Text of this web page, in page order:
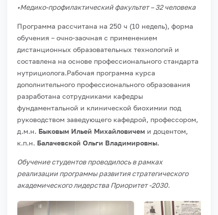
•Медико-профилактический факультет – 32 человека
Программа рассчитана на 250 ч (10 недель), форма
обучения – очно-заочная с применением
дистанционных образовательных технологий и
составлена на основе профессионального стандарта
нутрициолога.Рабочая программа курса
дополнительного профессионального образования
разработана сотрудниками кафедры
фундаментальной и клинической биохимии под
руководством заведующего кафедрой, профессором,
д.м.н. Быковым Ильей Михайловичем и доцентом,
к.п.н. Балачевской Ольги Владимировны.
Обучение студентов проводилось в рамках
реализации программы развития стратегического
академического лидерства Приоритет -2030.